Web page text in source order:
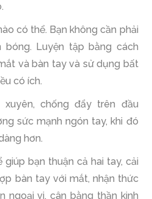
có thể. Bạn không cần phải
Luyện tập bằng cách
và bàn tay và sử dụng bất
có ích.
chống đẩy trên đầu
sức mạnh ngón tay, khi đó
hơn.
bạn thuận cả hai tay, cải
bàn tay với mắt, nhận thức
ngoại vi, cân bằng thần kinh